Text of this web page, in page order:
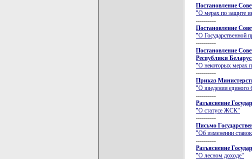
Постановление
"О мерах по защите
----------
Постановление
"О Государственной
----------
Постановление
Республики
"О некоторых мерах
----------
Приказ
"О введении единого
----------
Разъяснение
"О статусе ЖСК"
----------
Письмо
"Об изменении
----------
Разъяснение
"О лесном доходе"